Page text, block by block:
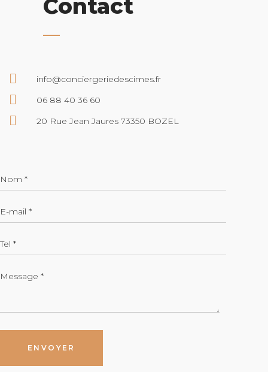
Contact
info@conciergeriedescimes.fr
06 88 40 36 60
20 Rue Jean Jaures 73350 BOZEL